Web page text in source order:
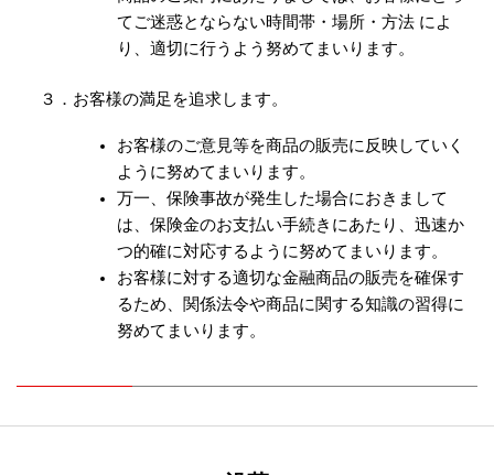
てご迷惑とならない時間帯・場所・方法 によ
り、適切に行うよう努めてまいります。
３．お客様の満足を追求します。
お客様のご意見等を商品の販売に反映していく
ように努めてまいります。
万一、保険事故が発生した場合におきまして
は、保険金のお支払い手続きにあたり、迅速か
つ的確に対応するように努めてまいります。
お客様に対する適切な金融商品の販売を確保す
るため、関係法令や商品に関する知識の習得に
努めてまいります。